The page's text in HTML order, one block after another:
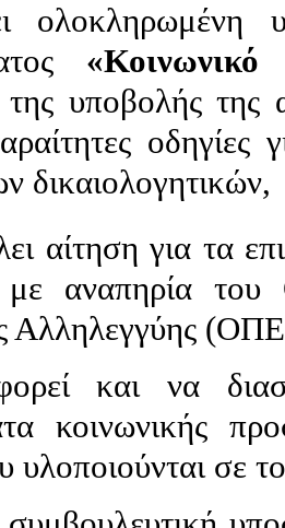
ολοκληρωμένη
της υποβολής
δικαιολογητικών,
αίτηση για τα
αναπηρία του
Αλληλεγγύης
και να
κοινωνικής
υλοποιούνται σε